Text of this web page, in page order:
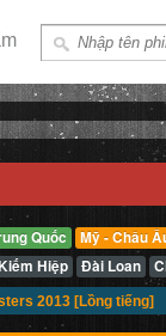
Quốc Mỹ - Châu
Hiệp Đài Loan
2013 [Lồng tiếng]